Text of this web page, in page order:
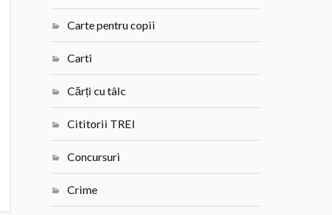
Carte pentru copii
Carti
Cărți cu tâlc
Cititorii TREI
Concursuri
Crime